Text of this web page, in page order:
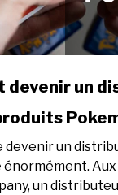
devenir un
devenir un
énormément. Aux
un